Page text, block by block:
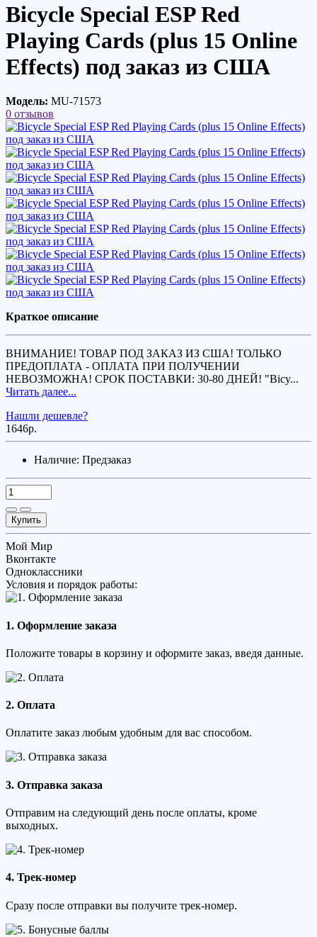
Bicycle Special ESP Red
Playing Cards (plus 15 Online
Effects) под заказ из США
Модель: MU-71573
0 отзывов
Краткое описание
ВНИМАНИЕ! ТОВАР ПОД ЗАКАЗ ИЗ США! ТОЛЬКО
ПРЕДОПЛАТА - ОПЛАТА ПРИ ПОЛУЧЕНИИ
НЕВОЗМОЖНА! СРОК ПОСТАВКИ: 30-80 ДНЕЙ! "Bicy...
Читать далее...
Нашли дешевле?
1646р.
Наличие: Предзаказ
Купить
Мой Мир
Вконтакте
Одноклассники
Условия и порядок работы:
1. Оформление заказа
Положите товары в корзину и оформите заказ, введя данные.
2. Оплата
Оплатите заказ любым удобным для вас способом.
3. Отправка заказа
Отправим на следующий день после оплаты, кроме
выходных.
4. Трек-номер
Сразу после отправки вы получите трек-номер.